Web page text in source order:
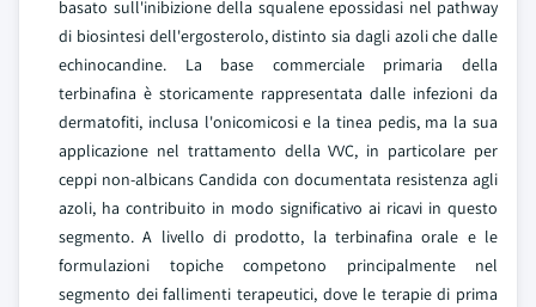
basato sull'inibizione della squalene epossidasi nel pathway
di biosintesi dell'ergosterolo, distinto sia dagli azoli che dalle
echinocandine. La base commerciale primaria della
terbinafina è storicamente rappresentata dalle infezioni da
dermatofiti, inclusa l'onicomicosi e la tinea pedis, ma la sua
applicazione nel trattamento della VVC, in particolare per
ceppi non-albicans Candida con documentata resistenza agli
azoli, ha contribuito in modo significativo ai ricavi in questo
segmento. A livello di prodotto, la terbinafina orale e le
formulazioni topiche competono principalmente nel
segmento dei fallimenti terapeutici, dove le terapie di prima